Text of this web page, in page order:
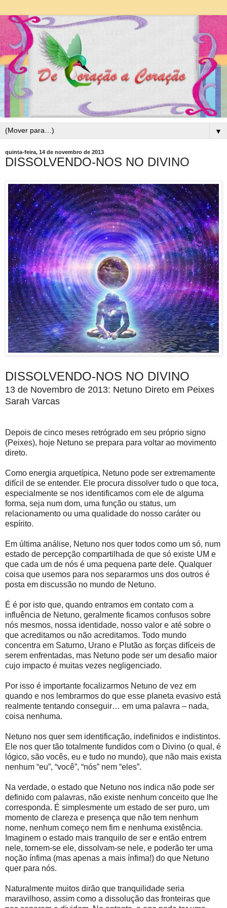
▼
quinta-feira, 14 de novembro de 2013
DISSOLVENDO-NOS NO DIVINO
DISSOLVENDO-NOS NO DIVINO
13 de Novembro de 2013: Netuno Direto em Peixes
Sarah Varcas
Depois de cinco meses retrógrado em seu próprio signo
(Peixes), hoje Netuno se prepara para voltar ao movimento
direto.
Como energia arquetípica, Netuno pode ser extremamente
difícil de se entender. Ele procura dissolver tudo o que toca,
especialmente se nos identificamos com ele de alguma
forma, seja num dom, uma função ou status, um
relacionamento ou uma qualidade do nosso caráter ou
espírito.
Em última análise, Netuno nos quer todos como um só, num
estado de percepção compartilhada de que só existe UM e
que cada um de nós é uma pequena parte dele. Qualquer
coisa que usemos para nos separarmos uns dos outros é
posta em discussão no mundo de Netuno.
É é por isto que, quando entramos em contato com a
influência de Netuno, geralmente ficamos confusos sobre
nós mesmos, nossa identidade, nosso valor e até sobre o
que acreditamos ou não acreditamos. Todo mundo
concentra em Saturno, Urano e Plutão as forças difíceis de
serem enfrentadas, mas Netuno pode ser um desafio maior
cujo impacto é muitas vezes negligenciado.
Por isso é importante focalizarmos Netuno de vez em
quando e nos lembrarmos do que esse planeta evasivo está
realmente tentando conseguir… em uma palavra – nada,
coisa nenhuma.
Netuno nos quer sem identificação, indefinidos e indistintos.
Ele nos quer tão totalmente fundidos com o Divino (o qual, é
lógico, são vocês, eu e tudo no mundo), que não mais exista
nenhum “eu”, “você”, “nós” nem “eles”.
Na verdade, o estado que Netuno nos indica não pode ser
definido com palavras, não existe nenhum conceito que lhe
corresponda. É simplesmente um estado de ser puro, um
momento de clareza e presença que não tem nenhum
nome, nenhum começo nem fim e nenhuma existência.
Imaginem o estado mais tranquilo de ser e então entrem
nele, tornem-se ele, dissolvam-se nele, e poderão ter uma
noção ínfima (mas apenas a mais ínfima!) do que Netuno
quer para nós.
Naturalmente muitos dirão que tranquilidade seria
maravilhoso, assim como a dissolução das fronteiras que